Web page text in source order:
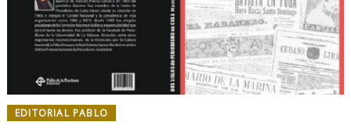
EDITORIAL PABLO